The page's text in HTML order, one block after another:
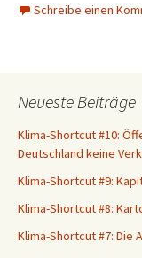
Schreibe einen
Neueste Beiträge
Klima-Shortcut #10:
Deutschland keine
Klima-Shortcut #9:
Klima-Shortcut #8:
Klima-Shortcut #7: Die